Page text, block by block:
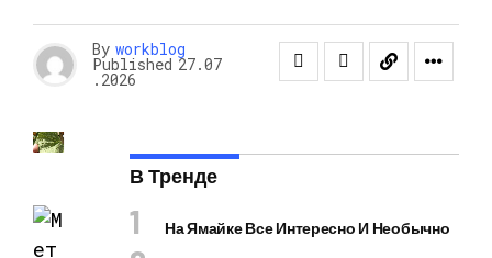
By workblog
Published 27.07
.2026
В Тренде
На Ямайке Все Интересно И Необычно